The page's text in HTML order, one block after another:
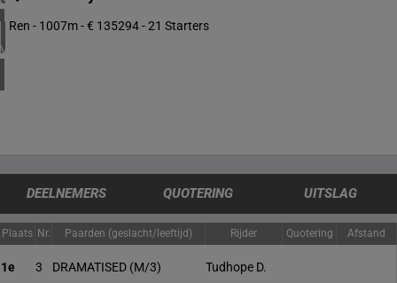
1 meeting(s)
VERENIGDE STATEN
4 meeting(s)
Ren - 1007m - € 135294 - 21 Starters
DEELNEMERS QUOTERING UITSLAG
Plaats Nr. Paarden (geslacht/leeftijd) Rijder Quotering Afstand
1e 3 DRAMATISED (M/3) Tudhope D.